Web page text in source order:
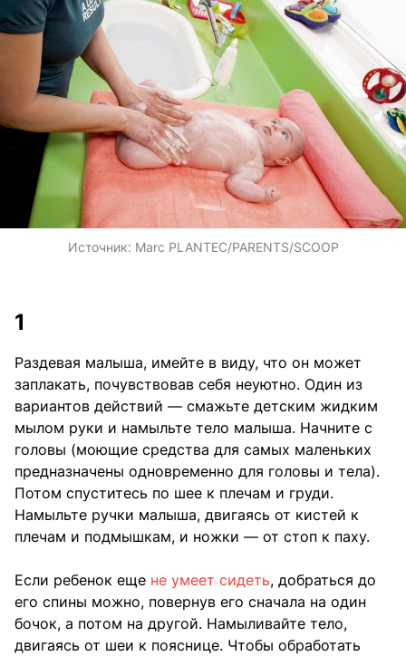
Источник: Marc PLANTEC/PARENTS/SCOOP
1
Раздевая малыша, имейте в виду, что он может
заплакать, почувствовав себя неуютно. Один из
вариантов действий — смажьте детским жидким
мылом руки и намыльте тело малыша. Начните с
головы (моющие средства для самых маленьких
предназначены одновременно для головы и тела).
Потом спуститесь по шее к плечам и груди.
Намыльте ручки малыша, двигаясь от кистей к
плечам и подмышкам, и ножки — от стоп к паху.
Если ребенок еще не умеет сидеть, добраться до
его спины можно, повернув его сначала на один
бочок, а потом на другой. Намыливайте тело,
двигаясь от шеи к пояснице. Чтобы обработать